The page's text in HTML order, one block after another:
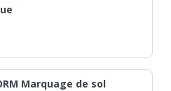
Marquage de sol